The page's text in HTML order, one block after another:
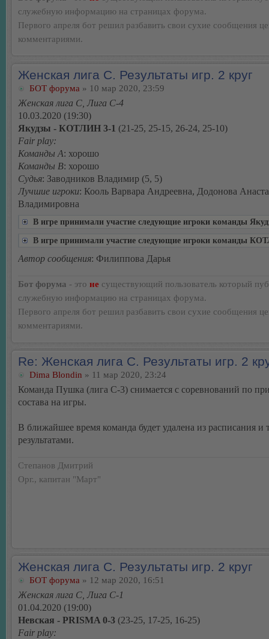
служебную информацию на страницах форума.
Первого апреля бот решил разбавить свои сухие сообщения
комментариями.
Женская лига С. Результаты игр. 2 круг
БОТ форума » 10 мар 2020, 23:59
Женская лига С, Лига С-4
10.03.2020 (19:30)
Якудзы - КОТЛИН 3-1 (21-25, 25-15, 26-24, 25-10)
Fair play:
Команды А: хорошо
Команды В: хорошо
Судья: Заводников Владимир (5, 5)
Лучшие игроки: Кооль Варвара Андреевна, Додонова
Владимировна
В игре принимали участие следующие игроки команды
В игре принимали участие следующие игроки команды
Автор сообщения: Филиппова Дарья
Бот форума - это не существующий пользователь который
служебную информацию на страницах форума.
Первого апреля бот решил разбавить свои сухие сообщения
комментариями.
Re: Женская лига С. Результаты игр. 2
Dima Blondin » 11 мар 2020, 23:24
Команда Пушка (лига С-3) снимается с соревнований по
состава на игры.
В ближайшее время команда будет удалена из расписания и
результатами.
Степанов Дмитрий
Орг., капитан "Март"
Женская лига С. Результаты игр. 2 круг
БОТ форума » 12 мар 2020, 16:51
Женская лига С, Лига С-1
01.04.2020 (19:00)
Невская - PRISMA 0-3 (23-25, 17-25, 16-25)
Fair play: